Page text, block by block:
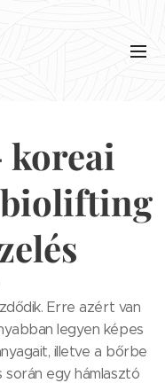
koreai
biolifting
Erre azért van
legyen képes
illetve a bőrbe
során egy hámlasztó